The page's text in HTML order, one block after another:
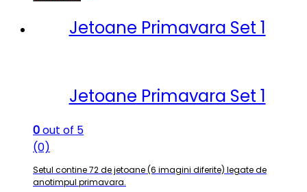
Jetoane Primavara Set 1
Jetoane Primavara Set 1
0out of 5
(0)
Setul contine 72 de jetoane (6 imagini diferite) legate de
anotimpul primavara.